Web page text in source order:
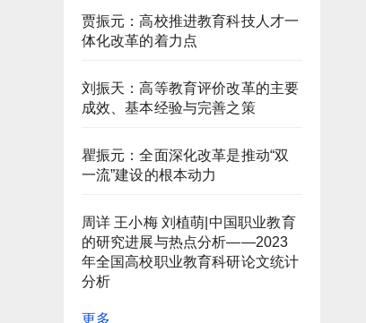
贾振元：高校推进教育科技人才一
体化改革的着力点
刘振天：高等教育评价改革的主要
成效、基本经验与完善之策
瞿振元：全面深化改革是推动“双
一流”建设的根本动力
周详 王小梅 刘植萌|中国职业教育
的研究进展与热点分析——2023
年全国高校职业教育科研论文统计
分析
更多